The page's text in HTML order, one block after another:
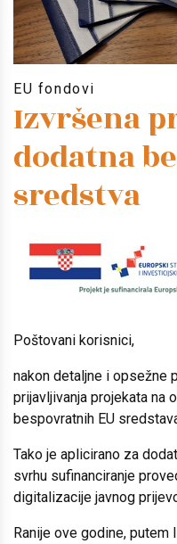
EU fondovi
Izvršena
dodatna
sredstva
Poštovani korisnici,
nakon detaljne i opsežne
prijavljivanja projekata na
bespovratnih EU
Tako je aplicirano za
svrhu sufinanciranje
digitalizacije javnog
Ranije ove godine, putem